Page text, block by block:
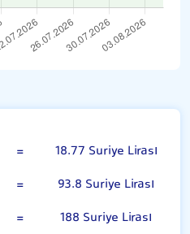
=
18.77 Suriye Lirası
=
93.8 Suriye Lirası
=
188 Suriye Lirası